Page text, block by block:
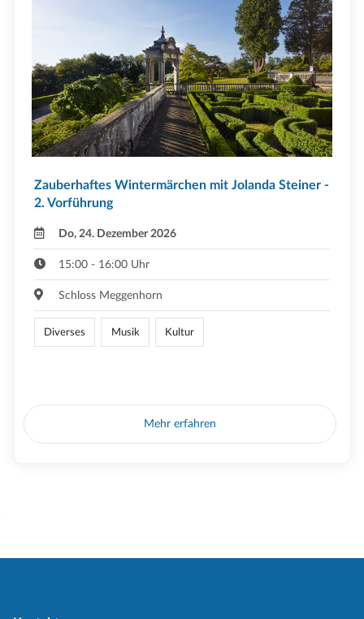
Zauberhaftes Wintermärchen mit Jolanda Steiner -
2. Vorführung
Do, 24. Dezember 2026
15:00 - 16:00 Uhr
Schloss Meggenhorn
Diverses Musik Kultur
Mehr erfahren